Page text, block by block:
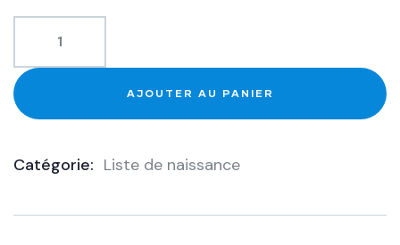
AJOUTER AU PANIER
Catégorie: Liste de naissance